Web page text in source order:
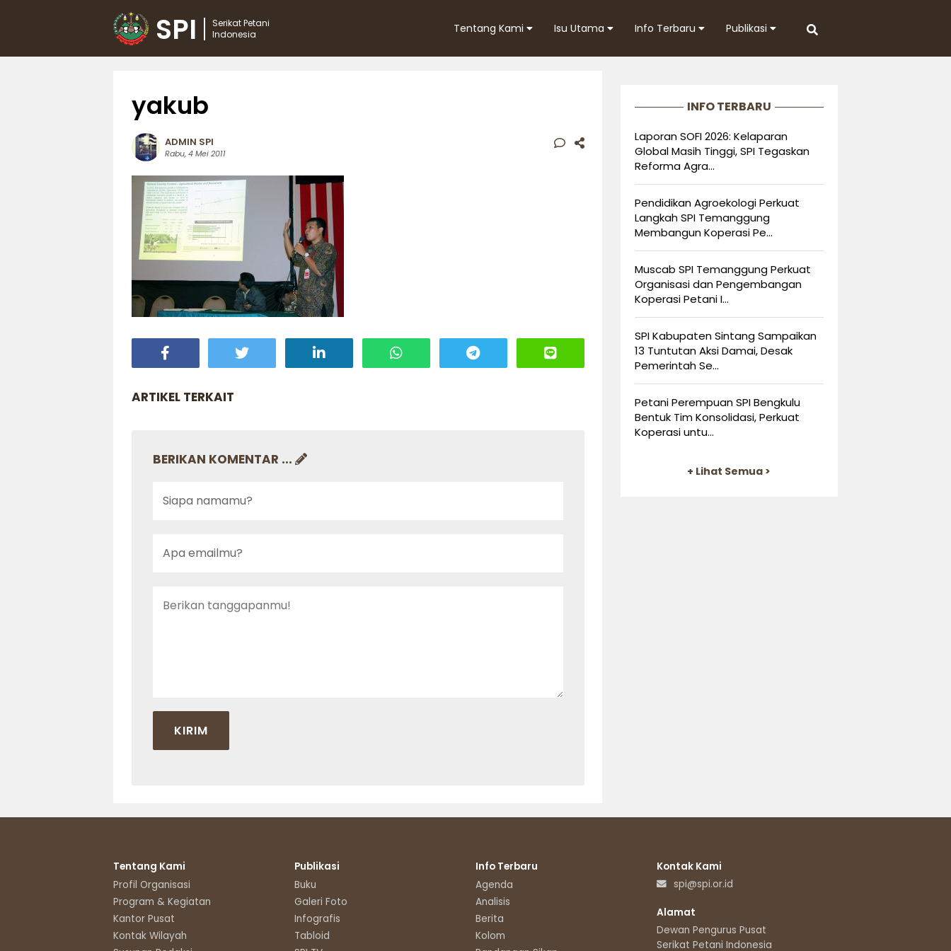
SPI
Serikat Petani
Indonesia
Tentang Kami Isu Utama Info Terbaru Publikasi
yakub
ADMIN SPI
Rabu, 4 Mei 2011
ARTIKEL TERKAIT
BERIKAN KOMENTAR ...
INFO TERBARU
Laporan SOFI 2026: Kelaparan
Global Masih Tinggi, SPI Tegaskan
Reforma Agra...
Pendidikan Agroekologi Perkuat
Langkah SPI Temanggung
Membangun Koperasi Pe...
Muscab SPI Temanggung Perkuat
Organisasi dan Pengembangan
Koperasi Petani I...
SPI Kabupaten Sintang Sampaikan
13 Tuntutan Aksi Damai, Desak
Pemerintah Se...
Petani Perempuan SPI Bengkulu
Bentuk Tim Konsolidasi, Perkuat
Koperasi untu...
+ Lihat Semua >
Tentang Kami
Profil Organisasi
Program & Kegiatan
Kantor Pusat
Kontak Wilayah
Publikasi
Buku
Galeri Foto
Infografis
Tabloid
Info Terbaru
Agenda
Analisis
Berita
Kolom
Kontak Kami
spi@spi.or.id
Alamat
Dewan Pengurus Pusat
Serikat Petani Indonesia